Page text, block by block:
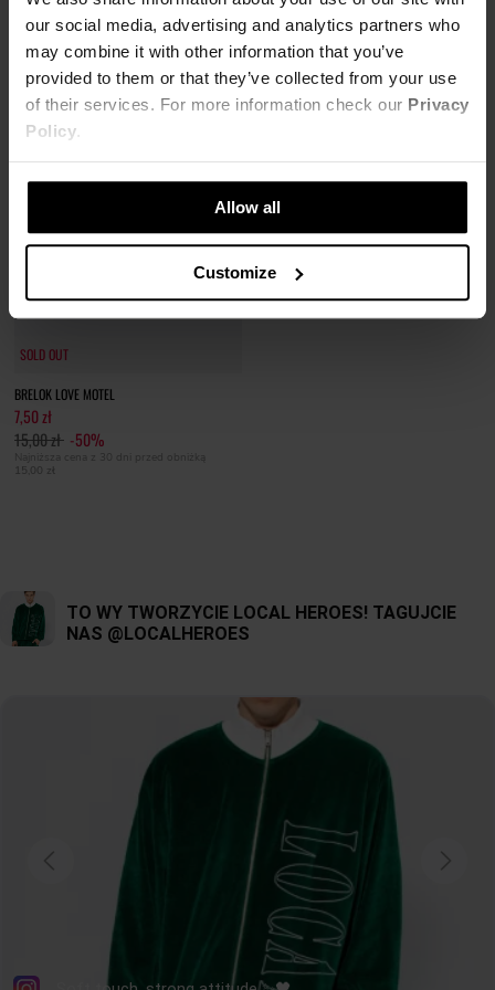
our social media, advertising and analytics partners who
may combine it with other information that you’ve
provided to them or that they’ve collected from your use
of their services. For more information check our Privacy
Policy.
Allow all
Customize
95,83 zł
Najniższa cena z 30 dni przed obniżką
52,00 zł
SOLD OUT
SOLD OUT
BRELOK LOVE MOTEL
7,50 zł
15,00 zł -50%
Najniższa cena z 30 dni przed obniżką
15,00 zł